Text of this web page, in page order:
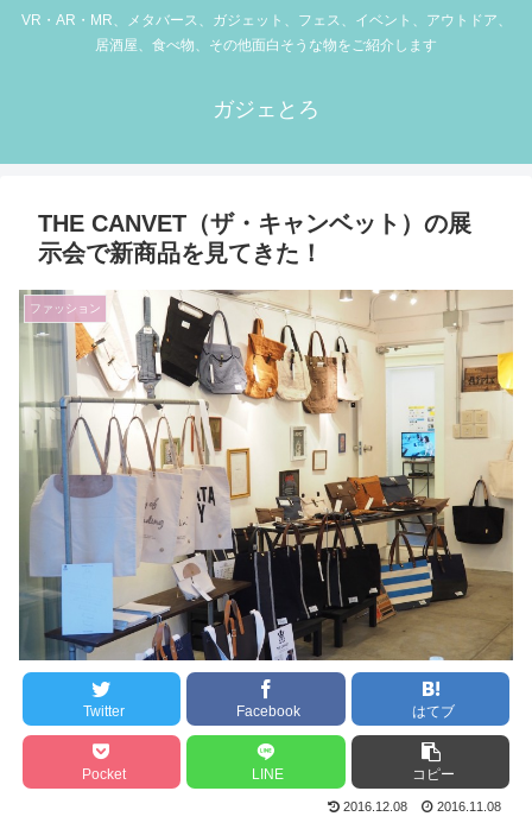
VR・AR・MR、メタバース、ガジェット、フェス、イベント、アウトドア、
居酒屋、食べ物、その他面白そうな物をご紹介します
ガジェとろ
THE CANVET（ザ・キャンベット）の展
示会で新商品を見てきた！
ファッション
Twitter Facebook はてブ
Pocket LINE コピー
2016.12.08 2016.11.08